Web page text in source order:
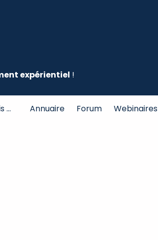
expérientiel !
… Annuaire Forum Webinaires